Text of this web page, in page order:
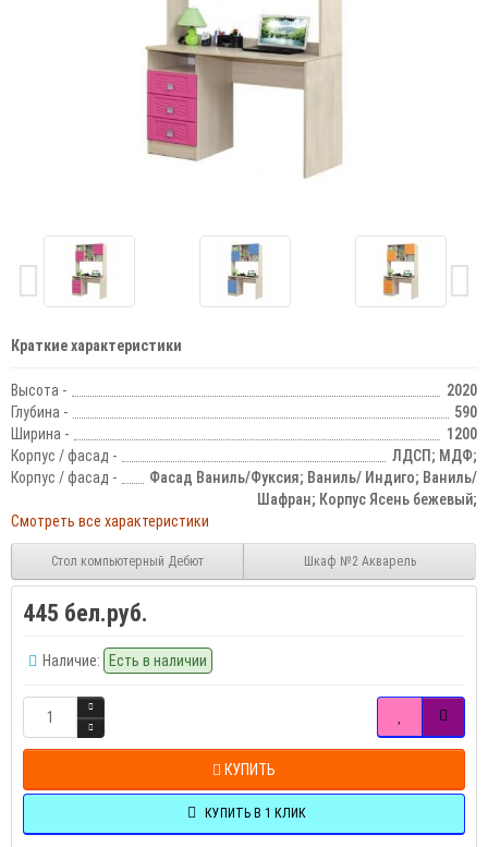
Краткие характеристики
Высота -
2020
Глубина -
590
Ширина -
1200
Корпус / фасад -
ЛДСП; МДФ;
Корпус / фасад -
Фасад Ваниль/Фуксия; Ваниль/ Индиго; Ваниль/
Шафран; Корпус Ясень бежевый;
Смотреть все характеристики
Стол компьютерный Дебют Шкаф №2 Акварель
445 бел.руб.
Наличие: Есть в наличии
КУПИТЬ
КУПИТЬ В 1 КЛИК